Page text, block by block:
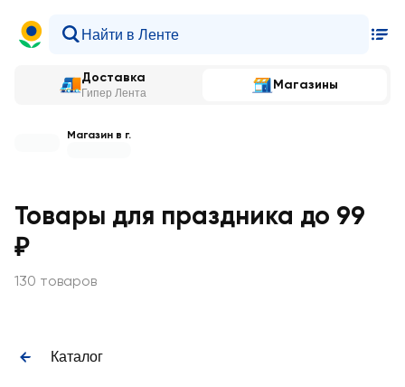
Доставка
Гипер Лента
Магазины
Магазин в г.
Товары для праздника до 99
₽
130 товаров
Каталог